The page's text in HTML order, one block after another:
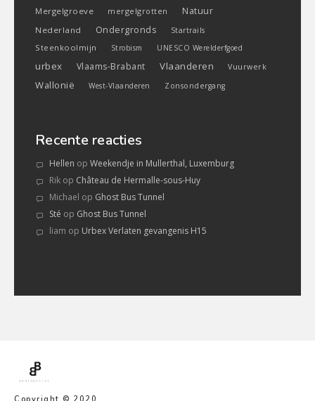
Mergelgroeve mergelgrotten Natuur
Nederland Ondergronds Startrails
Steenkoolmijn Strobism UNESCO Werelderfgoed
urbex Vlaams-Brabant Vlaanderen Vuurwerk
Wallonië West-Vlaanderen Zonsondergang
Recente reacties
Hellen op Weekendje in Mullerthal, Luxemburg
Rik op Château de Hermalle-sous-Huy
Michael op Ghost Bus Tunnel
Sté op Ghost Bus Tunnel
liam op Urbex Verlaten gevangenis H15